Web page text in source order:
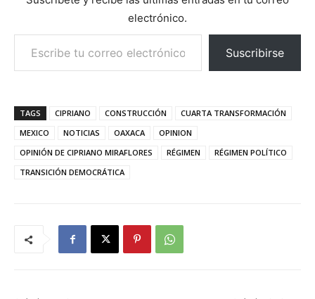
electrónico.
Escribe tu correo electrónico…
Suscribirse
TAGS CIPRIANO CONSTRUCCIÓN
CUARTA TRANSFORMACIÓN
MEXICO
NOTICIAS OAXACA
OPINION
OPINIÓN DE CIPRIANO MIRAFLORES
RÉGIMEN
RÉGIMEN POLÍTICO
TRANSICIÓN DEMOCRÁTICA